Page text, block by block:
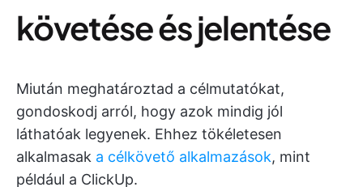
követése és jelentése
Miután meghatároztad a célmutatókat,
gondoskodj arról, hogy azok mindig jól
láthatóak legyenek. Ehhez tökéletesen
alkalmasak a célkövető alkalmazások, mint
például a ClickUp.